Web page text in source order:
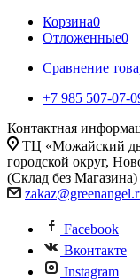
Корзина0
Отложенные0
Сравнение
+7 985 507-07-
Контактная
ТЦ «Можайский
городской округ,
(Склад без Магазина)
Facebook
Вконтакте
Instagram